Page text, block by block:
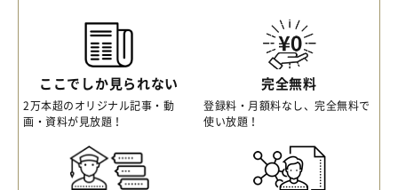
ここでしか見られない
2万本超のオリジナル記事・動
画・資料が見放題！
完全無料
登録料・月額料なし、完全無料で
使い放題！